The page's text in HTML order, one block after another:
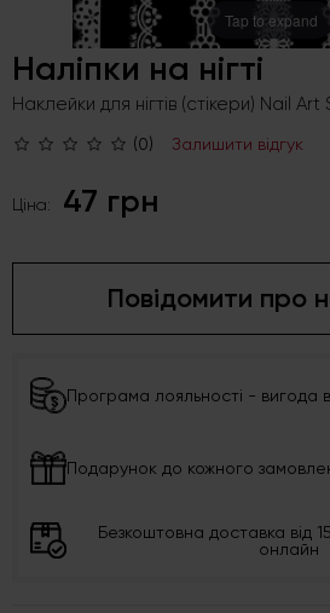
Tap to expand
Наліпки на нігті
Наклейки для нігтів (стікери) Nail Art
(0) Залишити відгук
Ціна: 47 грн
Повідомити про
Програма лояльності - вигода
Подарунок до кожного
Безкоштовна доставка від
онлайн